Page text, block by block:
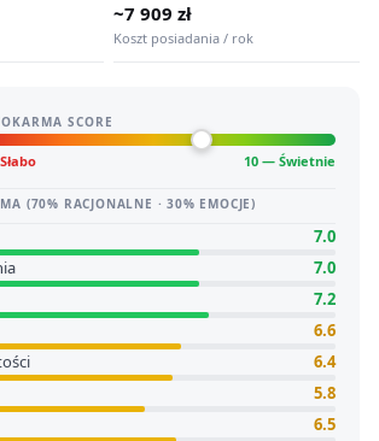
~7 909 zł
Koszt posiadania / rok
SCORE
10 — Świetnie
(70% RACJONALNE · 30% EMOCJE)
7.0
7.0
7.2
6.6
6.4
5.8
6.5